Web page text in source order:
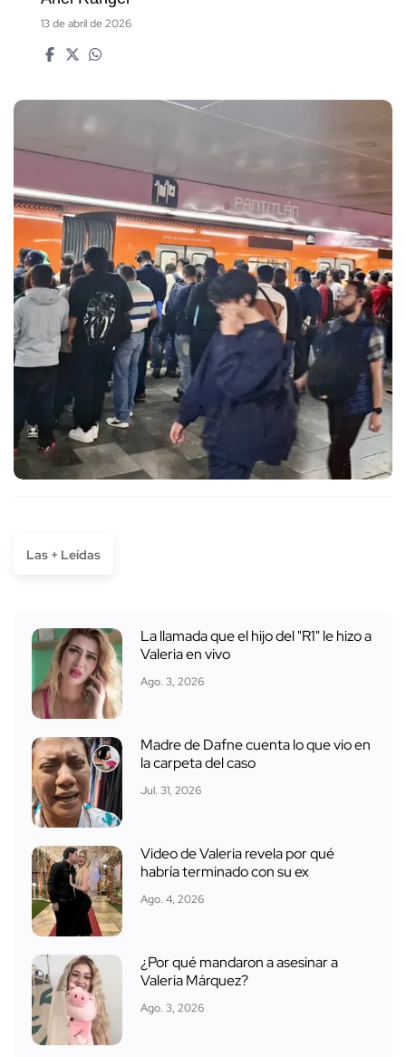
13 de abril de 2026
Las + Leídas
La llamada que el hijo del "R1" le hizo a
Valeria en vivo
Ago. 3, 2026
Madre de Dafne cuenta lo que vio en
la carpeta del caso
Jul. 31, 2026
Video de Valeria revela por qué
habría terminado con su ex
Ago. 4, 2026
¿Por qué mandaron a asesinar a
Valeria Márquez?
Ago. 3, 2026